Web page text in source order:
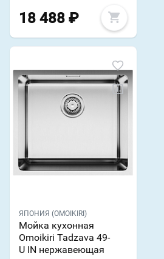
18 488 ₽
ЯПОНИЯ (OMOIKIRI)
Мойка кухонная
Omoikiri Tadzava 49-
U IN нержавеющая